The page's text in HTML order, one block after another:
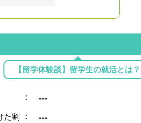
【留学体験談】留学生の就活とは？
: ---
た割
: ---